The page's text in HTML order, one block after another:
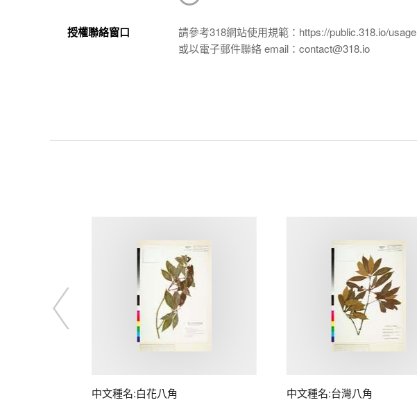
授權聯絡窗口
請參考318網站使用規範：https://public.318.io/usage
或以電子郵件聯絡 email：contact@318.io
中文種名:白花八角 中文種名:台灣八角